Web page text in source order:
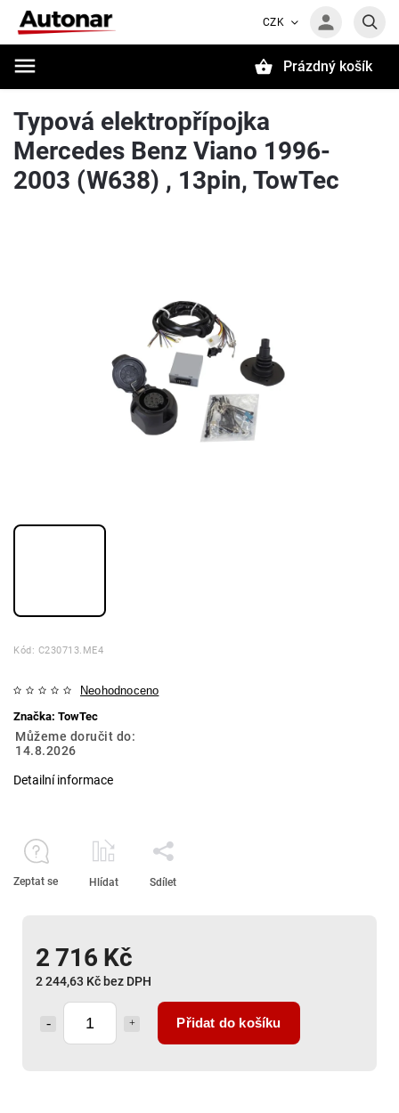
CZK
Prázdný košík
Typová elektropřípojka
Mercedes Benz Viano 1996-
2003 (W638) , 13pin, TowTec
Kód: C230713.ME4
Neohodnoceno
Značka: TowTec
2 716 Kč
2 244,63 Kč bez DPH
Přidat do košíku
Můžeme doručit do:
14.8.2026
Detailní informace
Zeptat se Hlídat Sdílet